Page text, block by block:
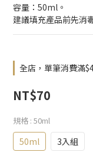
容量：50ml。
建議填充產品前先消
全店，單筆消費滿
NT$70
規格 : 50ml
50ml 3入組